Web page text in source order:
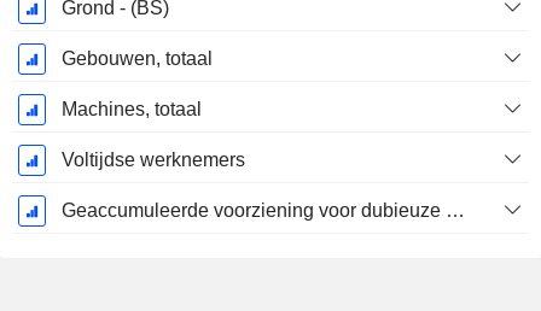
Grond - (BS)
Gebouwen, totaal
Machines, totaal
Voltijdse werknemers
Geaccumuleerde voorziening voor dubieuze debiteuren (supplement)